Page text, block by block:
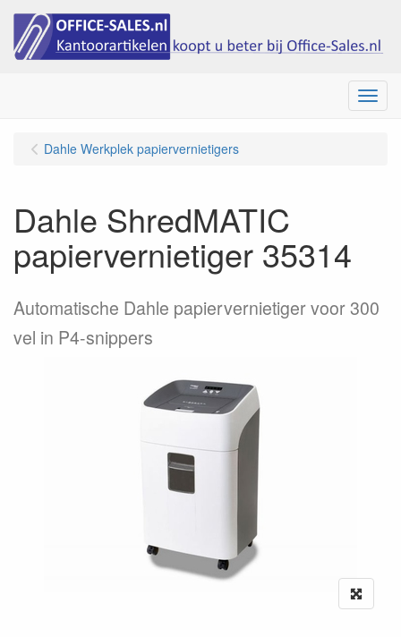
Menu
Dahle Werkplek papiervernietigers
Dahle ShredMATIC
papiervernietiger 35314
Automatische Dahle papiervernietiger voor 300
vel in P4-snippers